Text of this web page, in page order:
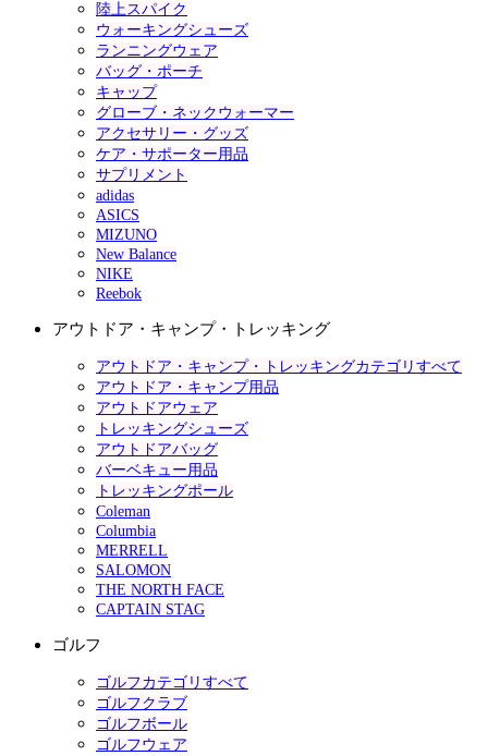
陸上スパイク
ウォーキングシューズ
ランニングウェア
バッグ・ポーチ
キャップ
グローブ・ネックウォーマー
アクセサリー・グッズ
ケア・サポーター用品
サプリメント
adidas
ASICS
MIZUNO
New Balance
NIKE
Reebok
アウトドア・キャンプ・トレッキング
アウトドア・キャンプ・トレッキングカテゴリすべて
アウトドア・キャンプ用品
アウトドアウェア
トレッキングシューズ
アウトドアバッグ
バーベキュー用品
トレッキングポール
Coleman
Columbia
MERRELL
SALOMON
THE NORTH FACE
CAPTAIN STAG
ゴルフ
ゴルフカテゴリすべて
ゴルフクラブ
ゴルフボール
ゴルフウェア